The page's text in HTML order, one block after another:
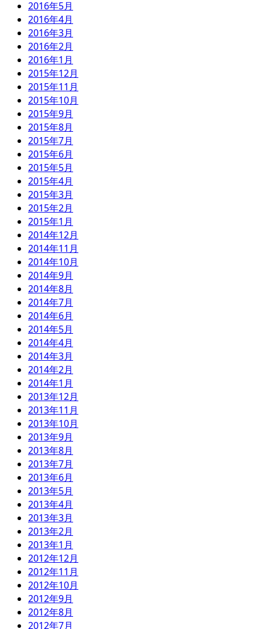
2016年5月
2016年4月
2016年3月
2016年2月
2016年1月
2015年12月
2015年11月
2015年10月
2015年9月
2015年8月
2015年7月
2015年6月
2015年5月
2015年4月
2015年3月
2015年2月
2015年1月
2014年12月
2014年11月
2014年10月
2014年9月
2014年8月
2014年7月
2014年6月
2014年5月
2014年4月
2014年3月
2014年2月
2014年1月
2013年12月
2013年11月
2013年10月
2013年9月
2013年8月
2013年7月
2013年6月
2013年5月
2013年4月
2013年3月
2013年2月
2013年1月
2012年12月
2012年11月
2012年10月
2012年9月
2012年8月
2012年7月